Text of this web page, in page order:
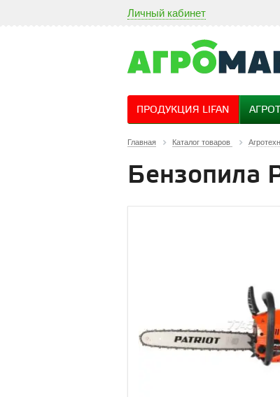
Личный кабинет
ПРОДУКЦИЯ LIFAN
Главная Каталог товаров
Бензопила